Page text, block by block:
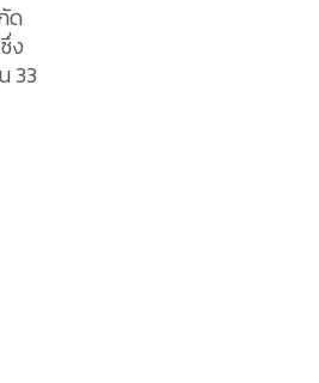
ด
ง
33